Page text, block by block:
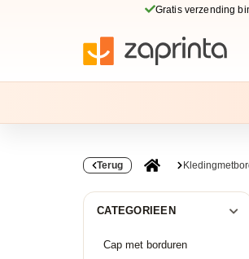
Gratis verzending
Terug
CATEGORIEEN
Cap met borduren